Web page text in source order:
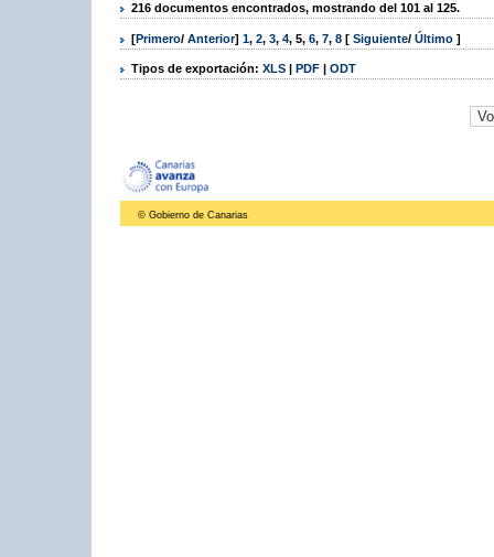
216 documentos encontrados, mostrando del 101 al 125.
[Primero/ Anterior] 1, 2, 3, 4, 5, 6, 7, 8 [ Siguiente/ Último ]
Tipos de exportación: XLS | PDF | ODT
© Gobierno de Canarias